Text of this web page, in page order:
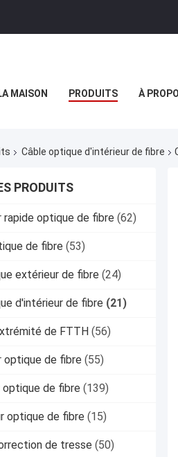
MAISON PRODUITS À
Câble optique d'intérieur de fibre
PRODUITS
rapide optique de fibre (62)
de fibre (53)
extérieur de fibre (24)
d'intérieur de fibre (21)
de FTTH (56)
optique de fibre (55)
de fibre (139)
optique de fibre (15)
de tresse (50)